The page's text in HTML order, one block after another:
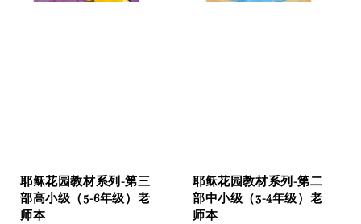
耶稣花园教材系列-第三
部高小级（5-6年级）老
师本
耶稣花园教材系列-第二
部中小级（3-4年级）老
师本